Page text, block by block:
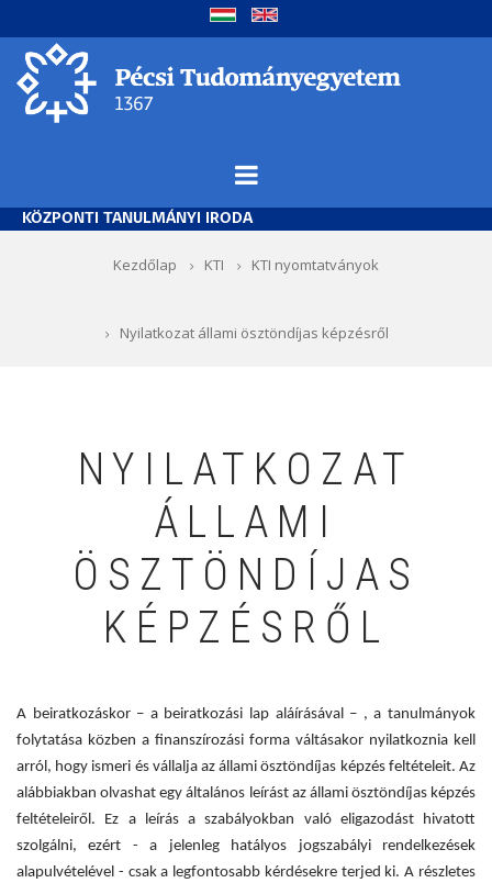
a
tartalomra
KÖZPONTI TANULMÁNYI IRODA
MorzsaKezdőlap KTI KTI nyomtatványok
Nyilatkozat állami ösztöndíjas képzésről
NYILATKOZAT
ÁLLAMI
ÖSZTÖNDÍJAS
KÉPZÉSRŐL
A beiratkozáskor – a beiratkozási lap aláírásával – , a tanulmányok
folytatása közben a finanszírozási forma váltásakor nyilatkoznia kell
arról, hogy ismeri és vállalja az állami ösztöndíjas képzés feltételeit. Az
alábbiakban olvashat egy általános leírást az állami ösztöndíjas képzés
feltételeiről. Ez a leírás a szabályokban való eligazodást hivatott
szolgálni, ezért - a jelenleg hatályos jogszabályi rendelkezések
alapulvételével - csak a legfontosabb kérdésekre terjed ki. A részletes